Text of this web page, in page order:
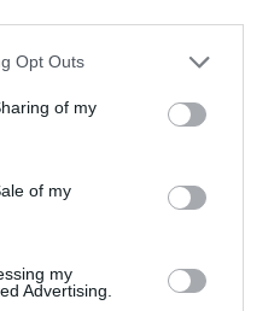
Opt Outs
of my
of my
my
Advertising.
e site neste navegador
list da Newsletter MHD